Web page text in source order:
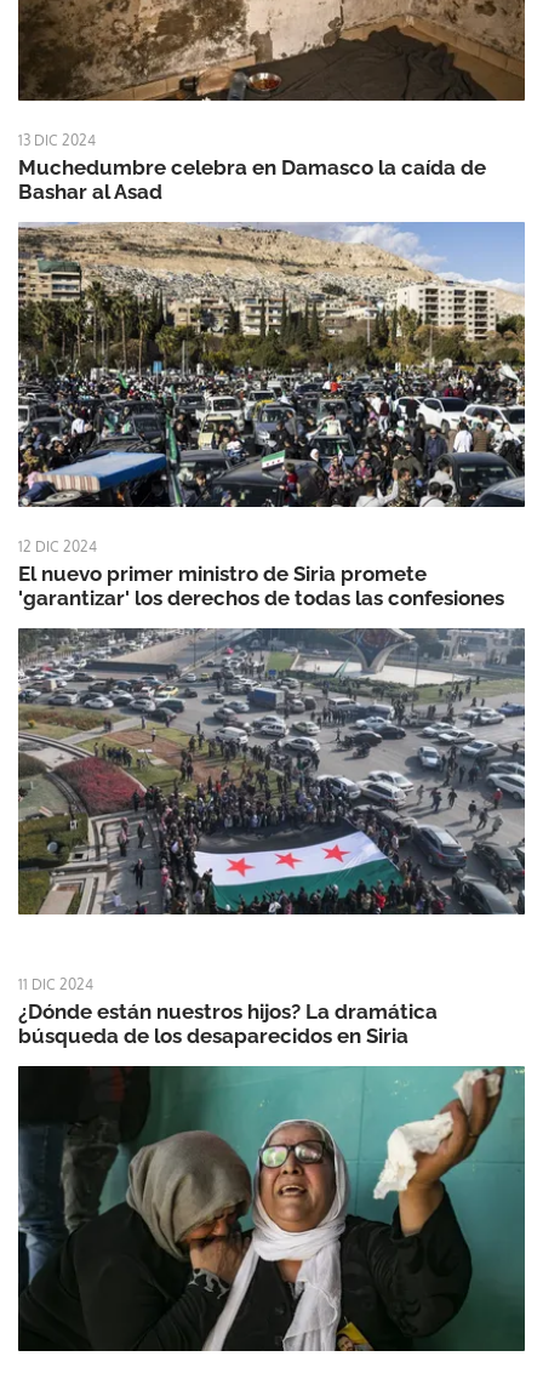
13 DIC 2024
Muchedumbre celebra en Damasco la caída de
Bashar al Asad
12 DIC 2024
El nuevo primer ministro de Siria promete
'garantizar' los derechos de todas las confesiones
11 DIC 2024
¿Dónde están nuestros hijos? La dramática
búsqueda de los desaparecidos en Siria